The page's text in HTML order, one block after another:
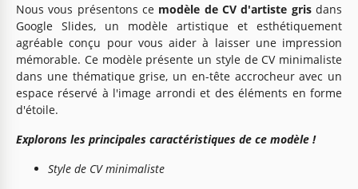
Nous vous présentons ce modèle de CV d'artiste grisdans
Google Slides, un modèle artistique et esthétiquement
agréable conçu pour vous aider à laisser une impression
mémorable. Ce modèle présente un style de CV minimaliste
dans une thématique grise, un en-tête accrocheur avec un
espace réservé à l'image arrondi et des éléments en forme
d'étoile.
Explorons les principales caractéristiques de ce modèle !
Style de CV minimaliste